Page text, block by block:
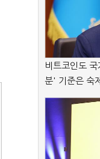
비트코인도
분' 기준은 숙제